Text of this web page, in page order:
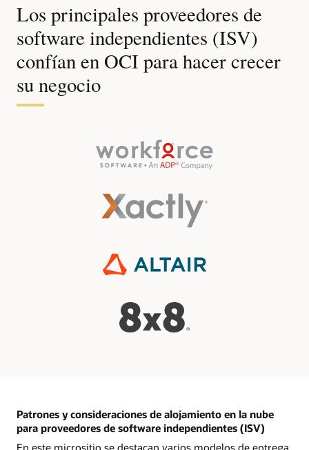
Los principales proveedores de
software independientes (ISV)
confían en OCI para hacer crecer
su negocio
Patrones y consideraciones de alojamiento en la nube
para proveedores de software independientes (ISV)
En este micrositio se destacan varios modelos de entrega